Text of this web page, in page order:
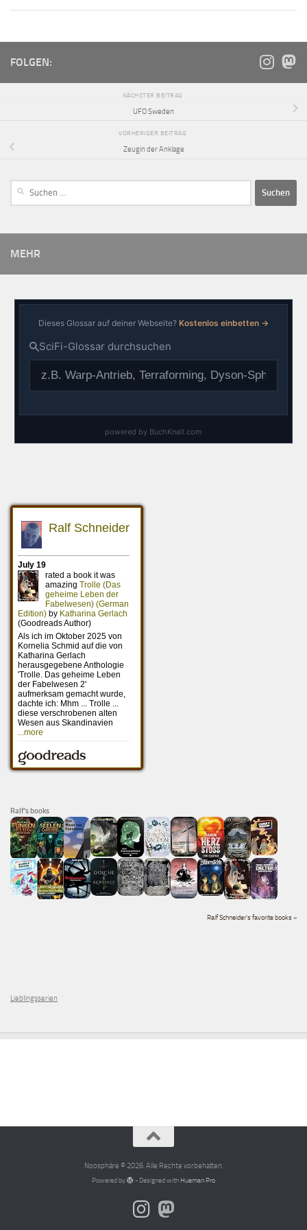
FOLGEN:
NÄCHSTER BEITRAG
UFO Sweden
VORHERIGER BEITRAG
Zeugin der Anklage
MEHR
Ralf's books
Ralf Schneider's favorite books »
Lieblingsserien
Noosphäre © 2026. Alle Rechte vorbehalten.
Powered by - Designed with Hueman Pro